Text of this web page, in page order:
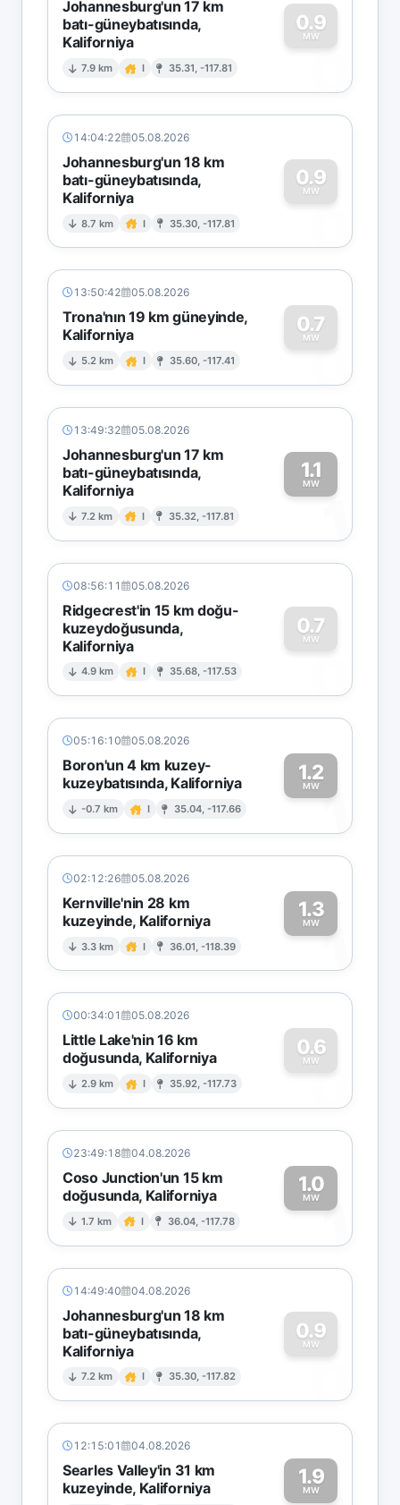
Johannesburg'un 17 km
batı-güneybatısında,
Kaliforniya
7.9 km I 35.31, -117.81
0.9
MW
0
14:04:22 05.08.2026
Johannesburg'un 18 km
batı-güneybatısında,
Kaliforniya
8.7 km I 35.30, -117.81
0.9
MW
0
13:50:42 05.08.2026
Trona'nın 19 km güneyinde,
Kaliforniya
5.2 km I 35.60, -117.41
0.7
MW
0
13:49:32 05.08.2026
Johannesburg'un 17 km
batı-güneybatısında,
Kaliforniya
7.2 km I 35.32, -117.81
1.1
MW
1
08:56:11 05.08.2026
Ridgecrest'in 15 km doğu-
kuzeydoğusunda,
Kaliforniya
4.9 km I 35.68, -117.53
0.7
MW
0
05:16:10 05.08.2026
Boron'un 4 km kuzey-
kuzeybatısında, Kaliforniya
-0.7 km I 35.04, -117.66
1.2
MW1
02:12:26 05.08.2026
Kernville'nin 28 km
kuzeyinde, Kaliforniya
3.3 km I 36.01, -118.39
1.3
MW1
00:34:01 05.08.2026
Little Lake'nin 16 km
doğusunda, Kaliforniya
2.9 km I 35.92, -117.73
0.6
MW
0
23:49:18 04.08.2026
Coso Junction'un 15 km
doğusunda, Kaliforniya
1.7 km I 36.04, -117.78
1.0
MW1
14:49:40 04.08.2026
Johannesburg'un 18 km
batı-güneybatısında,
Kaliforniya
7.2 km I 35.30, -117.82
0.9
MW
0
12:15:01 04.08.2026
Searles Valley'in 31 km
kuzeyinde, Kaliforniya
1.9
MW